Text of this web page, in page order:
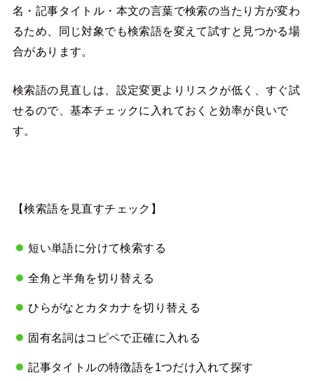
名・記事タイトル・本文の言葉で検索の当たり方が変わ
るため、同じ対象でも検索語を変えて試すと見つかる場
合があります。
検索語の見直しは、設定変更よりリスクが低く、すぐ試
せるので、基本チェックに入れておくと効率が良いで
す。
【検索語を見直すチェック】
短い単語に分けて検索する
全角と半角を切り替える
ひらがなとカタカナを切り替える
固有名詞はコピペで正確に入れる
記事タイトルの特徴語を1つだけ入れて探す